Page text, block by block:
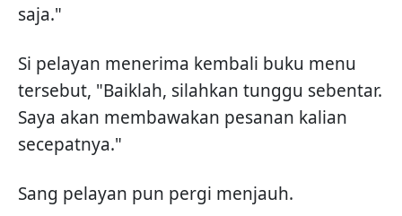
saja."
Si pelayan menerima kembali buku menu
tersebut, "Baiklah, silahkan tunggu sebentar.
Saya akan membawakan pesanan kalian
secepatnya."
Sang pelayan pun pergi menjauh.